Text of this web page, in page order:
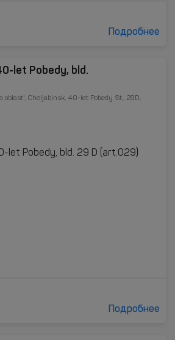
Подробнее
let Pobedy, bld.
oblast', Cheljabinsk, 40-let Pobedy St., 29D,
Подробнее